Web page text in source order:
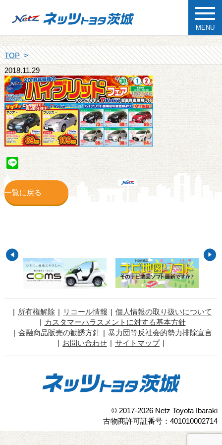
MENU
TOP
2018.11.29
Line
一覧に戻る
所有権解除 リコール情報
個人情報の取り扱いについて
カスタマーハラスメントに対する基本方針
金融商品販売の勧誘方針
暴力団等反社会的勢力排除宣言
お問い合わせ
サイトマップ
© 2017-2026 Netz Toyota Ibaraki
古物商許可証番号：401010002714